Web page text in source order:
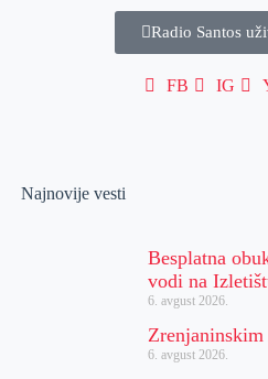
Radio Santos
FB IG
Najnovije vesti
Besplatna
vodi na
6. avgust 2026.
6. avgust 2026.